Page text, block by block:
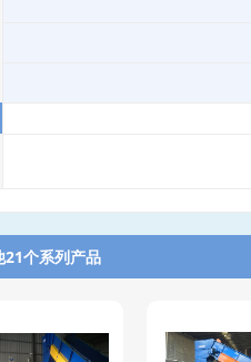
个系列产品‎